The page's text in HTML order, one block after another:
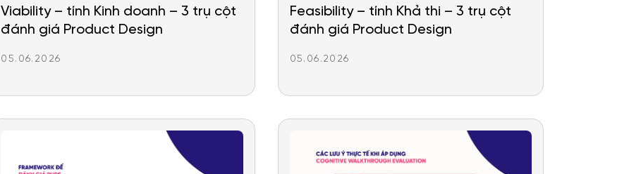
Viability – tính Kinh doanh – 3 trụ cột
đánh giá Product Design
05.06.2026
Feasibility – tính Khả thi – 3 trụ cột
đánh giá Product Design
05.06.2026